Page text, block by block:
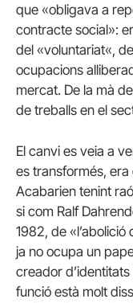
que «obligava a
contracte social»:
del «voluntariat«,
ocupacions
mercat. De la mà
de treballs en el
El canvi es veia a
es transformés,
Acabarien tenint
si com Ralf
1982, de
ja no ocupa un
creador d’identitats
funció està molt